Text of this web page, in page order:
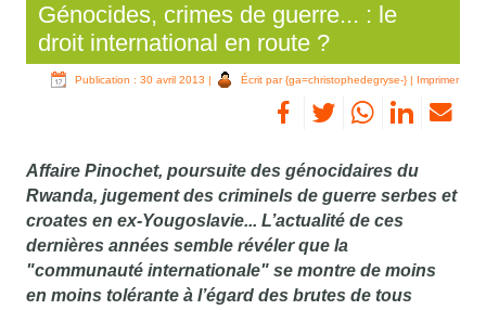
Génocides, crimes de guerre... : le
droit international en route ?
Publication : 30 avril 2013 | Écrit par {ga=christophedegryse-}| Imprimer
Affaire Pinochet, poursuite des génocidaires du
Rwanda, jugement des criminels de guerre serbes et
croates en ex-Yougoslavie... L’actualité de ces
dernières années semble révéler que la
"communauté internationale" se montre de moins
en moins tolérante à l’égard des brutes de tous